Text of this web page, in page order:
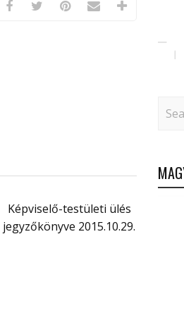
Képviselő-testületi ülés
jegyzőkönyve 2015.10.29.